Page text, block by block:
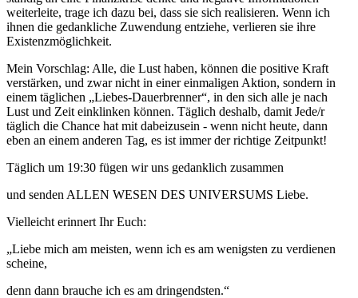
weiterleite, trage ich dazu bei, dass sie sich realisieren. Wenn ich
ihnen die gedankliche Zuwendung entziehe, verlieren sie ihre
Existenzmöglichkeit.
Mein Vorschlag: Alle, die Lust haben, können die positive Kraft
verstärken, und zwar nicht in einer einmaligen Aktion, sondern in
einem täglichen „Liebes-Dauerbrenner“, in den sich alle je nach
Lust und Zeit einklinken können. Täglich deshalb, damit Jede/r
täglich die Chance hat mit dabeizusein - wenn nicht heute, dann
eben an einem anderen Tag, es ist immer der richtige Zeitpunkt!
Täglich um 19:30 fügen wir uns gedanklich zusammen
und senden ALLEN WESEN DES UNIVERSUMS Liebe.
Vielleicht erinnert Ihr Euch:
„Liebe mich am meisten, wenn ich es am wenigsten zu verdienen
scheine,
denn dann brauche ich es am dringendsten.“